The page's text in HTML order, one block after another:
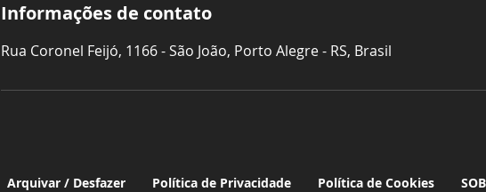
Informações de contato
Rua Coronel Feijó, 1166 - São João, Porto Alegre - RS, Brasil
Arquivar / Desfazer Política de Privacidade Política de Cookies